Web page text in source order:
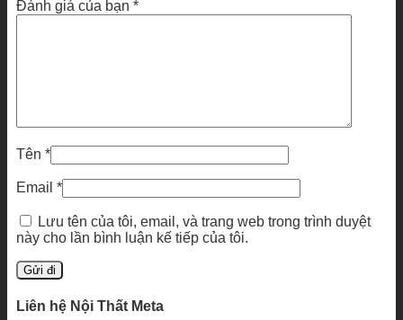
Đánh giá của bạn *
Tên *
Email *
Lưu tên của tôi, email, và trang web trong trình duyệt
này cho lần bình luận kế tiếp của tôi.
Liên hệ Nội Thất Meta